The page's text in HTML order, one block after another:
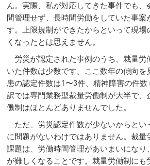
ん。実際、私が対応してきた事件でも、
間管理せず、長時間労働をしていた事案
す。上限規制ができたからといって現場
くなったとは思えません。
労災が認定された事例のうち、裁量労
いた件数は少数です。ここ数年の傾向を
患の認定件数は1〜3件、精神障害の件
訳では専門業務型裁量労働制が大半で、
働制はほとんどありませんでした。
ただ、労災認定件数が少ないからとい
に問題がないわけではありません。裁量
課題は、労働時間管理があいまいになり
が難しくなることです。裁量労働制にも